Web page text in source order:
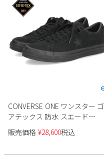
CONVERSE ONE ワンスター ゴ
アテックス 防水 スエード
35200820 メンズ
販売価格 ¥28,600税込